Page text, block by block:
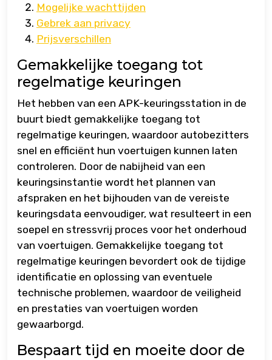
Mogelijke wachttijden
Gebrek aan privacy
Prijsverschillen
Gemakkelijke toegang tot
regelmatige keuringen
Het hebben van een APK-keuringsstation in de
buurt biedt gemakkelijke toegang tot
regelmatige keuringen, waardoor autobezitters
snel en efficiënt hun voertuigen kunnen laten
controleren. Door de nabijheid van een
keuringsinstantie wordt het plannen van
afspraken en het bijhouden van de vereiste
keuringsdata eenvoudiger, wat resulteert in een
soepel en stressvrij proces voor het onderhoud
van voertuigen. Gemakkelijke toegang tot
regelmatige keuringen bevordert ook de tijdige
identificatie en oplossing van eventuele
technische problemen, waardoor de veiligheid
en prestaties van voertuigen worden
gewaarborgd.
Bespaart tijd en moeite door de